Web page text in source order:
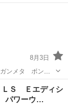
8月3日
ンメタ ボンネ
なります。 内装は
がシートを２列目
ＬＳ Ｅエディシ
パワーウ…